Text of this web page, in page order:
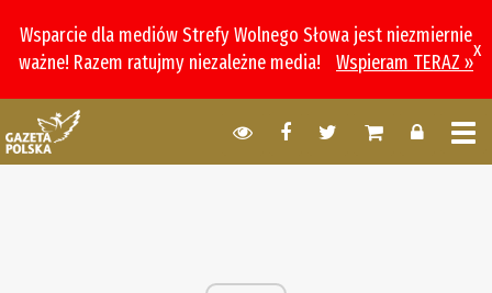
Wsparcie dla mediów Strefy Wolnego Słowa jest niezmiernie
ważne! Razem ratujmy niezależne media!
Wspieram TERAZ »
x